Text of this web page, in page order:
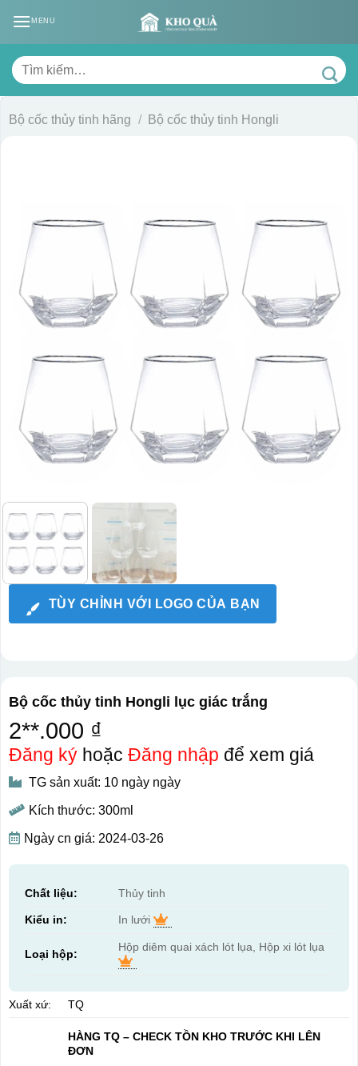
MENU
Tìm
kiếm:
Bộ cốc thủy tinh hãng / Bộ cốc thủy tinh Hongli
TÙY CHỈNH VỚI LOGO CỦA BẠN
Bộ cốc thủy tinh Hongli lục giác trắng
2**.000 ₫
Đăng kýhoặc Đăng nhập để xem giá
TG sản xuất: 10 ngày ngày
Kích thước: 300ml
Ngày cn giá: 2024-03-26
Chất liệu: Thủy tinh
Kiểu in: In lưới
Loại hộp:
Hộp diêm quai xách lót lụa, Hộp xi lót lụa
Xuất xứ: TQ
HÀNG TQ – CHECK TỒN KHO TRƯỚC KHI LÊN
ĐƠN